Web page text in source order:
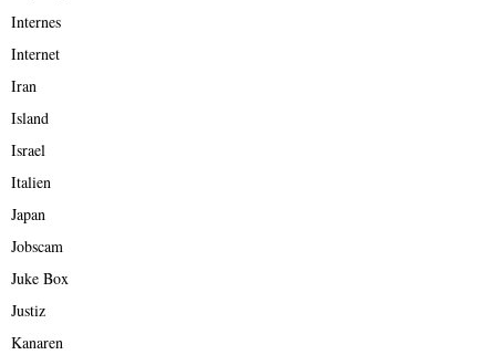
Internes
Internet
Iran
Island
Israel
Italien
Japan
Jobscam
Juke Box
Justiz
Kanaren